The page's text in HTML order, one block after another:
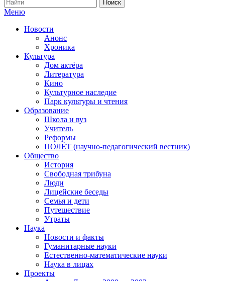
Меню
Новости
Анонс
Хроника
Культура
Дом актёра
Литература
Кино
Культурное наследие
Парк культуры и чтения
Образование
Школа и вуз
Учитель
Реформы
ПОЛЁТ (научно-педагогический вестник)
Общество
История
Свободная трибуна
Люди
Лицейские беседы
Семья и дети
Путешествие
Утраты
Наука
Новости и факты
Гуманитарные науки
Естественно-математические науки
Наука в лицах
Проекты